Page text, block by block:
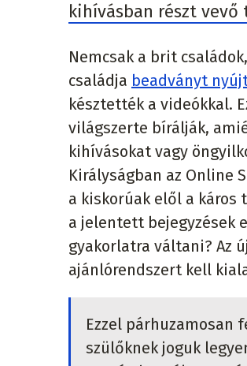
kihívásban részt
Nemcsak a brit
családja beadványt
késztették a videókkal.
világszerte bírálják,
kihívásokat vagy
Királyságban az Online
a kiskorúak elől a
a jelentett bejegyzések
gyakorlatra váltani? Az
ajánlórendszert kell
Ezzel párhuzamosan
szülőknek joguk